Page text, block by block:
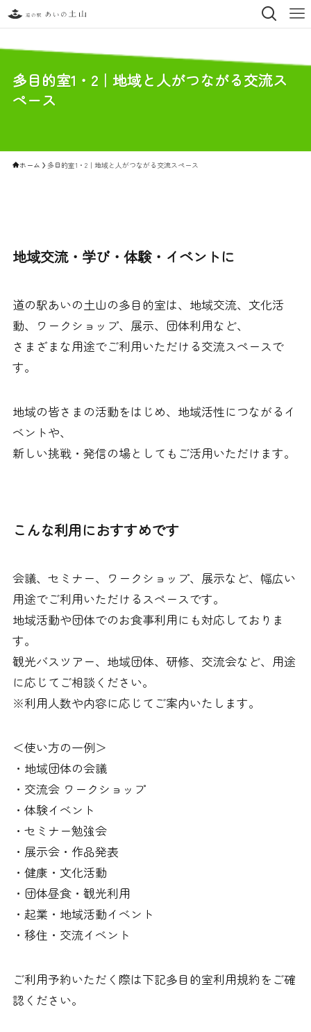
多目的室1・2｜地域と人がつながる交流ス
ペース
ホーム 多目的室1・2｜地域と人がつながる交流スペース
地域交流・学び・体験・イベントに
道の駅あいの土山の多目的室は、地域交流、文化活
動、ワークショップ、展示、団体利用など、
さまざまな用途でご利用いただける交流スペースで
す。
地域の皆さまの活動をはじめ、地域活性につながるイ
ベントや、
新しい挑戦・発信の場としてもご活用いただけます。
こんな利用におすすめです
会議、セミナー、ワークショップ、展示など、幅広い
用途でご利用いただけるスペースです。
地域活動や団体でのお食事利用にも対応しておりま
す。
観光バスツアー、地域団体、研修、交流会など、用途
に応じてご相談ください。
※利用人数や内容に応じてご案内いたします。
＜使い方の一例＞
・地域団体の会議
・交流会 ワークショップ
・体験イベント
・セミナー勉強会
・展示会・作品発表
・健康・文化活動
・団体昼食・観光利用
・起業・地域活動イベント
・移住・交流イベント
ご利用予約いただく際は下記多目的室利用規約をご確
認ください。